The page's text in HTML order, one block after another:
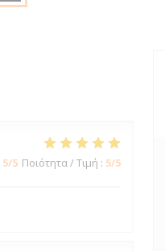
5/5 Ποιότητα / Τιμή : 5/5